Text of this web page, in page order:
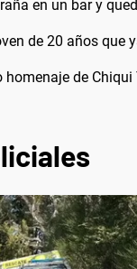
en un bar y
de 20 años que
homenaje de